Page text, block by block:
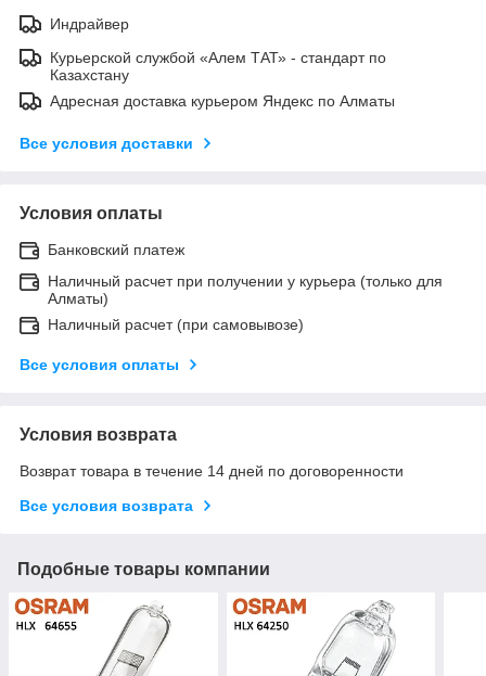
Индрайвер
Курьерской службой «Алем ТАТ» - стандарт по
Казахстану
Адресная доставка курьером Яндекс по Алматы
Все условия доставки
Условия оплаты
Банковский платеж
Наличный расчет при получении у курьера (только для
Алматы)
Наличный расчет (при самовывозе)
Все условия оплаты
Условия возврата
Возврат товара в течение 14 дней по договоренности
Все условия возврата
Подобные товары компании